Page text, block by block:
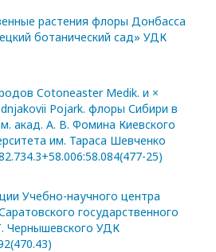
растения флоры Донбасса
ботанический сад» УДК
Cotoneaster Medik. и ×
Pojark. флоры Сибири в
акад. А. В. Фомина Киевского
им. Тараса Шевченко
25)
Учебно-научного центра
государственного
Чернышевского УДК